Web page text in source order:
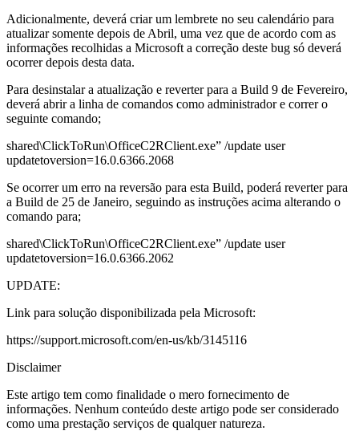
Adicionalmente, deverá criar um lembrete no seu calendário para
atualizar somente depois de Abril, uma vez que de acordo com as
informações recolhidas a Microsoft a correção deste bug só deverá
ocorrer depois desta data.
Para desinstalar a atualização e reverter para a Build 9 de Fevereiro,
deverá abrir a linha de comandos como administrador e correr o
seguinte comando;
shared\ClickToRun\OfficeC2RClient.exe” /update user
updatetoversion=16.0.6366.2068
Se ocorrer um erro na reversão para esta Build, poderá reverter para
a Build de 25 de Janeiro, seguindo as instruções acima alterando o
comando para;
shared\ClickToRun\OfficeC2RClient.exe” /update user
updatetoversion=16.0.6366.2062
UPDATE:
Link para solução disponibilizada pela Microsoft:
https://support.microsoft.com/en-us/kb/3145116
Disclaimer
Este artigo tem como finalidade o mero fornecimento de
informações. Nenhum conteúdo deste artigo pode ser considerado
como uma prestação serviços de qualquer natureza.